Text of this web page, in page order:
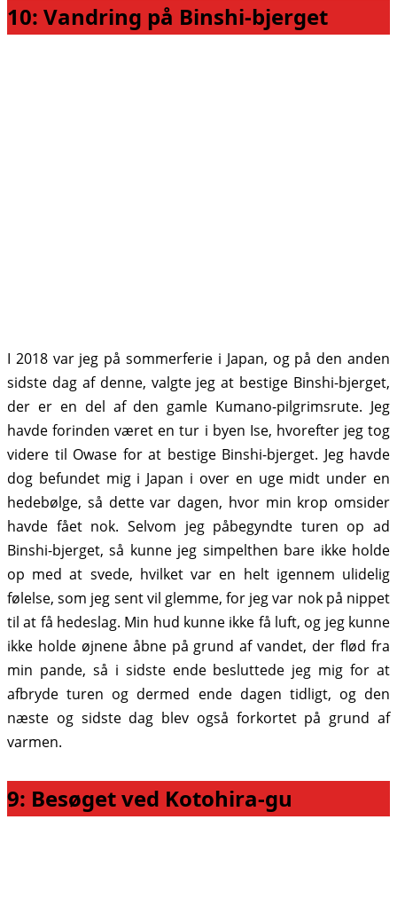
10: Vandring på Binshi-bjerget
I 2018 var jeg på sommerferie i Japan, og på den anden
sidste dag af denne, valgte jeg at bestige Binshi-bjerget,
der er en del af den gamle Kumano-pilgrimsrute. Jeg
havde forinden været en tur i byen Ise, hvorefter jeg tog
videre til Owase for at bestige Binshi-bjerget. Jeg havde
dog befundet mig i Japan i over en uge midt under en
hedebølge, så dette var dagen, hvor min krop omsider
havde fået nok. Selvom jeg påbegyndte turen op ad
Binshi-bjerget, så kunne jeg simpelthen bare ikke holde
op med at svede, hvilket var en helt igennem ulidelig
følelse, som jeg sent vil glemme, for jeg var nok på nippet
til at få hedeslag. Min hud kunne ikke få luft, og jeg kunne
ikke holde øjnene åbne på grund af vandet, der flød fra
min pande, så i sidste ende besluttede jeg mig for at
afbryde turen og dermed ende dagen tidligt, og den
næste og sidste dag blev også forkortet på grund af
varmen.
9: Besøget ved Kotohira-gu